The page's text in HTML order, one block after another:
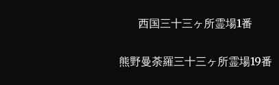
西国三十三ヶ所霊場1番
熊野曼荼羅三十三ヶ所霊場19番